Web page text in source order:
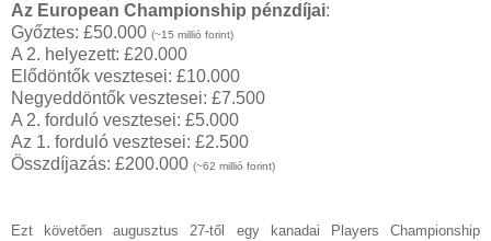
Az European Championship pénzdíjai:
Győztes: £50.000 (~15 millió forint)
A 2. helyezett: £20.000
Elődöntők vesztesei: £10.000
Negyeddöntők vesztesei: £7.500
A 2. forduló vesztesei: £5.000
Az 1. forduló vesztesei: £2.500
Összdíjazás: £200.000 (~62 millió forint)
Ezt követően augusztus 27-től egy kanadai Players Championship